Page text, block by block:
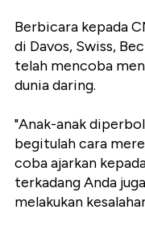
Berbicara kepada
di Davos, Swiss,
telah mencoba
dunia daring.
"Anak-anak
begitulah cara
coba ajarkan
terkadang Anda
melakukan